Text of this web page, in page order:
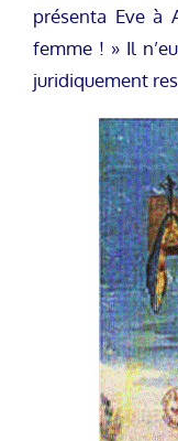
présenta Eve à
femme ! » Il
juridiquement